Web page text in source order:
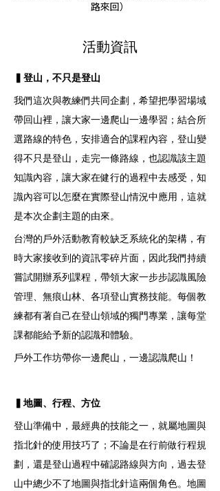
路來回）
活動資訊
▍登山，不只是登山
我們這次與教練們共同企劃，希望把學習場域
帶回山裡，讓大家一邊爬山一邊學習；結合所
選路線的特色，安排適合的課程內容，登山變
得不只是登山，走完一條路線，也認識該主題
知識內容，讓大家在健行的過程中去感受，知
識內容可以怎麼在實際登山情況中應用，這就
是本次企劃主題的由來。
台灣的戶外活動教育較缺乏系統化的架構，有
時大家接收到的資訊零碎片面，因此我們持續
嘗試開辦系列課程，帶領大家一步步認識風險
管理、無痕山林、各項登山實務技能。每個教
練都有著自己在登山領域的獨門專業，讓每堂
課都能給予新的認識和體驗。
戶外工作坊帶你一邊爬山，一邊認識爬山！
▍地圖、行程、方位
登山準備中，最經典的技能之一，就屬地圖與
指北針的使用技巧了；不論是在行前做行程規
劃，還是登山過程中確認路線與方向，過去登
山中總少不了地圖與指北針這兩個角色。地圖